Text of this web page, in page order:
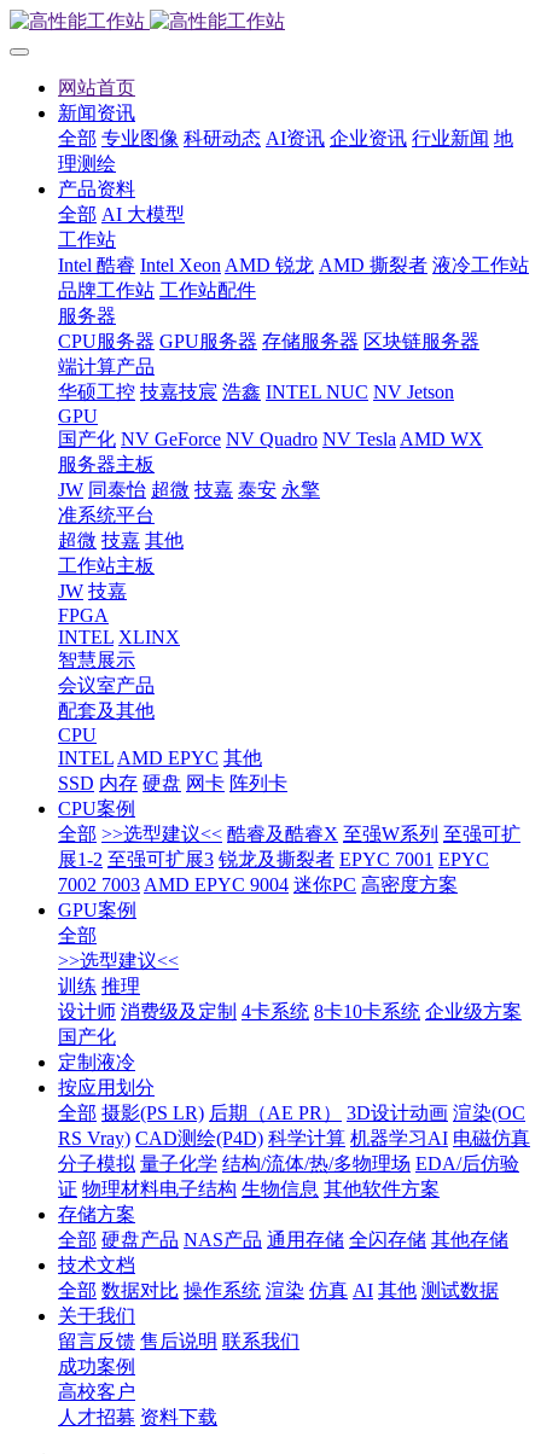
网站首页
新闻资讯
全部 专业图像 科研动态 AI资讯 企业资讯 行业新闻 地
理测绘
产品资料
全部 AI 大模型
工作站
Intel 酷睿 Intel Xeon AMD 锐龙 AMD 撕裂者 液冷工作站
品牌工作站 工作站配件
服务器
CPU服务器 GPU服务器 存储服务器 区块链服务器
端计算产品
华硕工控 技嘉技宸 浩鑫 INTEL NUC NV Jetson
GPU
国产化 NV GeForce NV Quadro NV Tesla AMD WX
服务器主板
JW 同泰怡 超微 技嘉 泰安 永擎
准系统平台
超微 技嘉 其他
工作站主板
JW 技嘉
FPGA
INTEL XLINX
智慧展示
会议室产品
配套及其他
CPU
INTEL AMD EPYC 其他
SSD 内存 硬盘 网卡 阵列卡
CPU案例
全部 >>选型建议<< 酷睿及酷睿X 至强W系列 至强可扩
展1-2 至强可扩展3 锐龙及撕裂者 EPYC 7001 EPYC
7002 7003 AMD EPYC 9004 迷你PC 高密度方案
GPU案例
全部
>>选型建议<<
训练 推理
设计师 消费级及定制 4卡系统 8卡10卡系统 企业级方案
国产化
定制液冷
按应用划分
全部 摄影(PS LR) 后期（AE PR） 3D设计动画 渲染(OC
RS Vray) CAD测绘(P4D) 科学计算 机器学习AI 电磁仿真
分子模拟 量子化学 结构/流体/热/多物理场 EDA/后仿验
证 物理材料电子结构 生物信息 其他软件方案
存储方案
全部 硬盘产品 NAS产品 通用存储 全闪存储 其他存储
技术文档
全部 数据对比 操作系统 渲染 仿真 AI 其他 测试数据
关于我们
留言反馈 售后说明 联系我们
成功案例
高校客户
人才招募 资料下载